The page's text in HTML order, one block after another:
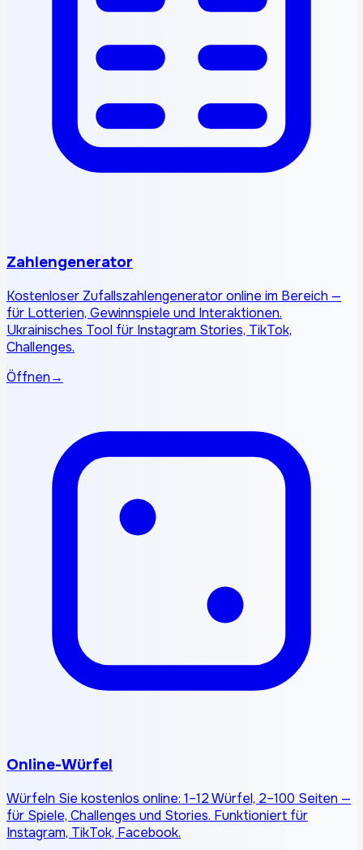
Zahlengenerator
Kostenloser Zufallszahlengenerator online im Bereich —
für Lotterien, Gewinnspiele und Interaktionen.
Ukrainisches Tool für Instagram Stories, TikTok,
Challenges.
Öffnen→
Online-Würfel
Würfeln Sie kostenlos online: 1–12 Würfel, 2–100 Seiten —
für Spiele, Challenges und Stories. Funktioniert für
Instagram, TikTok, Facebook.